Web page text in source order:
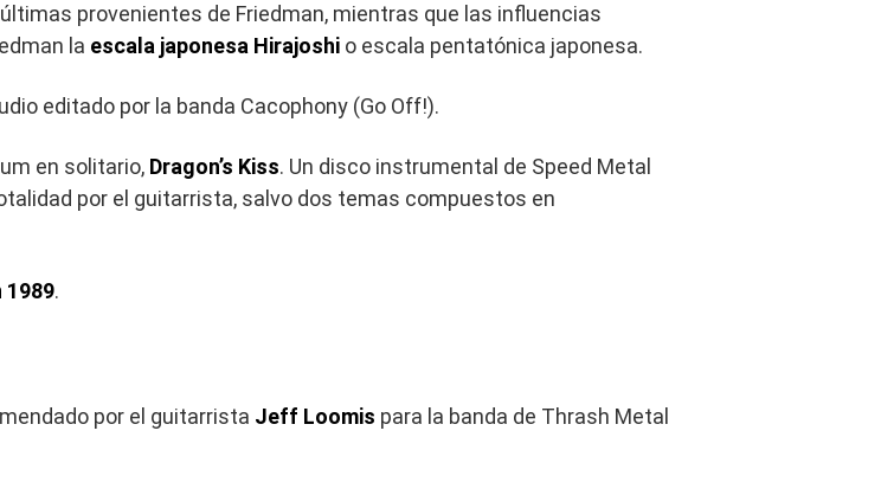
provenientes de Friedman, mientras que las influencias
la escala japonesa Hirajoshi o escala pentatónica japonesa.
editado por la banda Cacophony (Go Off!).
en solitario, Dragon’s Kiss. Un disco instrumental de Speed Metal
por el guitarrista, salvo dos temas compuestos en
1989.
por el guitarrista Jeff Loomis para la banda de Thrash Metal